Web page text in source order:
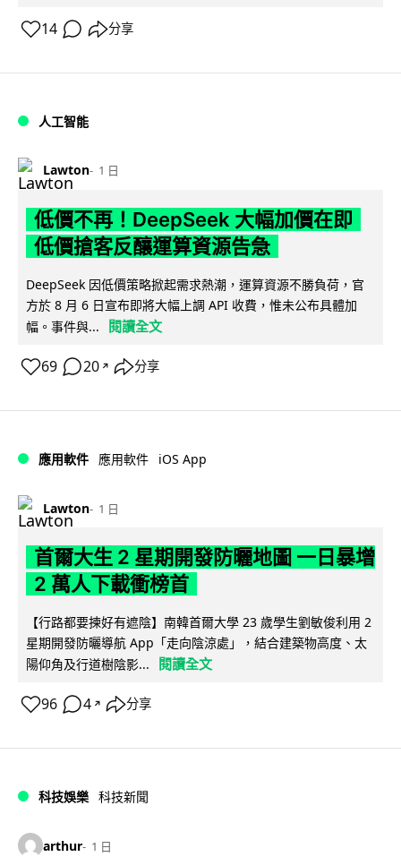
14 分享
人工智能
Lawton 1 日
低價不再！DeepSeek 大幅加價在即
低價搶客反釀運算資源告急
DeepSeek 因低價策略掀起需求熱潮，運算資源不勝負荷，官
方於 8 月 6 日宣布即將大幅上調 API 收費，惟未公布具體加
幅。事件與...
閱讀全文
69 20 ↗ 分享
應用軟件 應用軟件 iOS App
Lawton 1 日
首爾大生 2 星期開發防曬地圖 一日暴增
2 萬人下載衝榜首
【行路都要揀好有遮陰】南韓首爾大學 23 歲學生劉敏俊利用 2
星期開發防曬導航 App「走向陰涼處」，結合建築物高度、太
陽仰角及行道樹陰影...
閱讀全文
96 4 ↗ 分享
科技娛樂 科技新聞
arthur 1 日